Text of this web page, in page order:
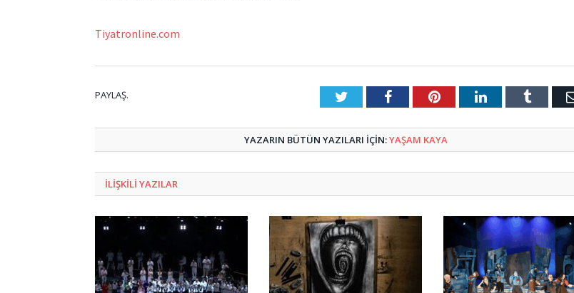
Tiyatronline.com
PAYLAŞ. TwitterFacebookPinterestLinkedInTumblr
YAZARIN BÜTÜN YAZILARI IÇIN:YAŞAM KAYA
ILIŞKILI YAZILAR